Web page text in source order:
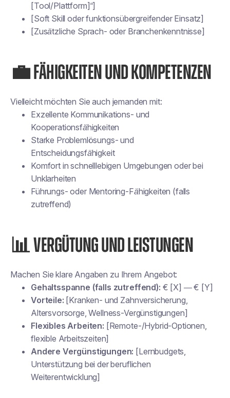
[Tool/Plattform]“]
[Soft Skill oder funktionsübergreifender Einsatz]
[Zusätzliche Sprach- oder Branchenkenntnisse]
💼 FÄHIGKEITEN UND KOMPETENZEN
Vielleicht möchten Sie auch jemanden mit:
Exzellente Kommunikations- und
Kooperationsfähigkeiten
Starke Problemlösungs- und
Entscheidungsfähigkeit
Komfort in schnelllebigen Umgebungen oder bei
Unklarheiten
Führungs- oder Mentoring-Fähigkeiten (falls
zutreffend)
📊 VERGÜTUNG UND LEISTUNGEN
Machen Sie klare Angaben zu Ihrem Angebot:
Gehaltsspanne (falls zutreffend): € [X] — € [Y]
Vorteile: [Kranken- und Zahnversicherung,
Altersvorsorge, Wellness-Vergünstigungen]
Flexibles Arbeiten: [Remote-/Hybrid-Optionen,
flexible Arbeitszeiten]
Andere Vergünstigungen: [Lernbudgets,
Unterstützung bei der beruflichen
Weiterentwicklung]